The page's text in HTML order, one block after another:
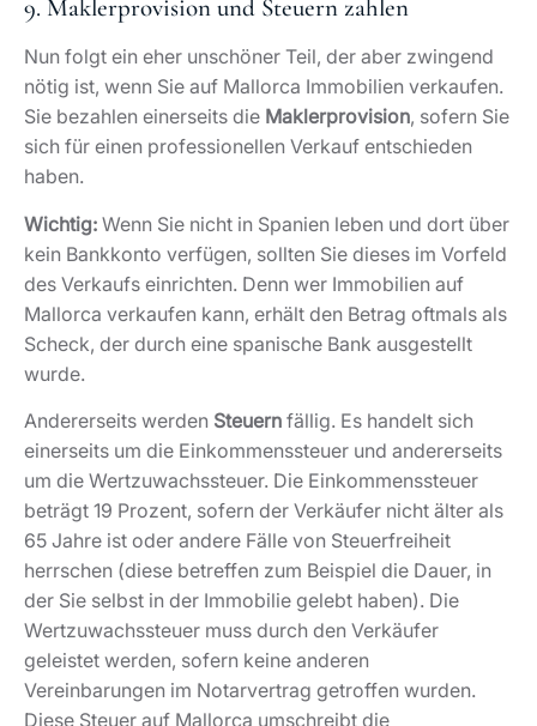
Mallorca verkaufen kann, erhält den Betrag oftmals als
Scheck, der durch eine spanische Bank ausgestellt
wurde.
Andererseits werdenSteuernfällig. Es handelt sich
einerseits um die Einkommenssteuer und andererseits
um die Wertzuwachssteuer. Die Einkommenssteuer
beträgt 19 Prozent, sofern der Verkäufer nicht älter als
65 Jahre ist oder andere Fälle von Steuerfreiheit
herrschen (diese betreffen zum Beispiel die Dauer, in
der Sie selbst in der Immobilie gelebt haben). Die
Wertzuwachssteuer muss durch den Verkäufer
geleistet werden, sofern keine anderen
Diese Steuer auf Mallorca umschreibt die
Wertsteigerung seit der Anschaffung der Immobilie
und fällt je nach Dauer des Besitzes mitunter recht
hoch aus. Damit Sie sich vor einer ungeplanten
Rechnung schützen, sollten Sie diese Steuer im
Verkaufsvorfeld ausrechnen.
Sonderfall: Ferienvermietung
Möchten Sie Immobilien auf Mallorca verkaufen, die
als Feriendomizil genutzt werden, müssen Sie in der